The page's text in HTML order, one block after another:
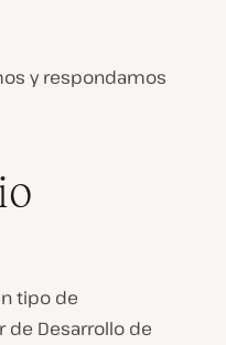
y respondamos
tipo de
de Desarrollo de